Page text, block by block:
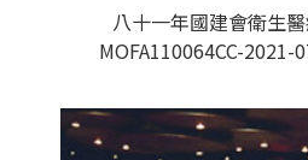
八十一年國建會衛生
MOFA110064CC-2021-